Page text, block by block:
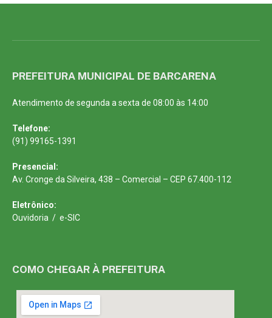
PREFEITURA MUNICIPAL DE BARCARENA
Atendimento de segunda a sexta de 08:00 às 14:00
Telefone:
(91) 99165-1391
Presencial:
Av. Cronge da Silveira, 438 – Comercial – CEP 67.400-112
Eletrônico:
Ouvidoria / e-SIC
COMO CHEGAR À PREFEITURA